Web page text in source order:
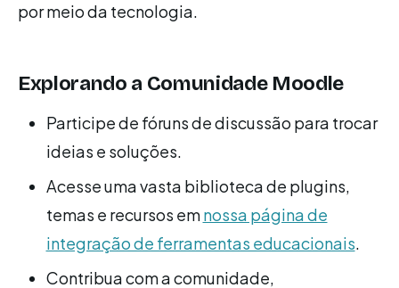
por meio da tecnologia.
Explorando a Comunidade Moodle
Participe de fóruns de discussão para trocar
ideias e soluções.
Acesse uma vasta biblioteca de plugins,
temas e recursos emnossa página de
integração de ferramentas educacionais.
Contribua com a comunidade,